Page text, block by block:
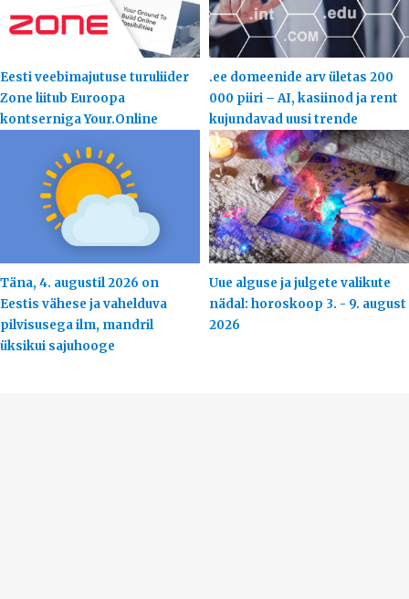
Eesti veebimajutuse turuliider
Zone liitub Euroopa
kontserniga Your.Online
.ee domeenide arv ületas 200
000 piiri – AI, kasiinod ja rent
kujundavad uusi trende
Täna, 4. augustil 2026 on
Eestis vähese ja vahelduva
pilvisusega ilm, mandril
üksikui sajuhooge
Uue alguse ja julgete valikute
nädal: horoskoop 3. - 9. august
2026